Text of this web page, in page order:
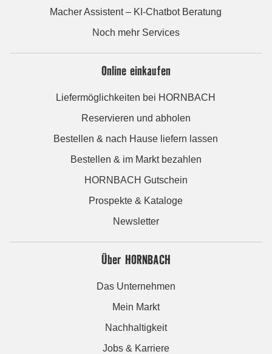
Macher Assistent – KI-Chatbot Beratung
Noch mehr Services
Online einkaufen
Liefermöglichkeiten bei HORNBACH
Reservieren und abholen
Bestellen & nach Hause liefern lassen
Bestellen & im Markt bezahlen
HORNBACH Gutschein
Prospekte & Kataloge
Newsletter
Über HORNBACH
Das Unternehmen
Mein Markt
Nachhaltigkeit
Jobs & Karriere